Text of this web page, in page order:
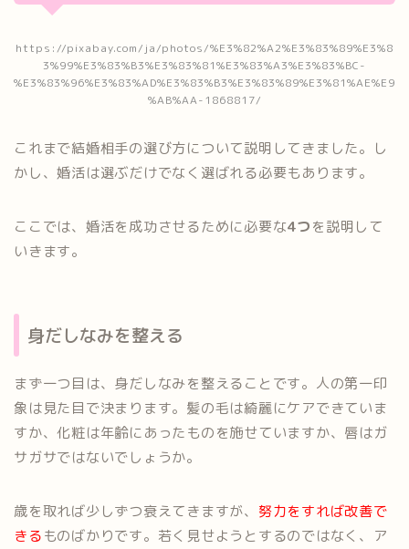
https://pixabay.com/ja/photos/%E3%82%A2%E3%83%89%E3%8
3%99%E3%83%B3%E3%83%81%E3%83%A3%E3%83%BC-
%E3%83%96%E3%83%AD%E3%83%B3%E3%83%89%E3%81%AE%E9
%AB%AA-1868817/
これまで結婚相手の選び方について説明してきました。し
かし、婚活は選ぶだけでなく選ばれる必要もあります。
ここでは、婚活を成功させるために必要な4つを説明して
いきます。
身だしなみを整える
まず一つ目は、身だしなみを整えることです。人の第一印
象は見た目で決まります。髪の毛は綺麗にケアできていま
すか、化粧は年齢にあったものを施せていますか、唇はガ
サガサではないでしょうか。
歳を取れば少しずつ衰えてきますが、 努力をすれば改善で
きるものばかりです。若く見せようとするのではなく、ア